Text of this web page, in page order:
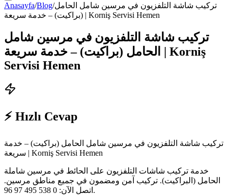
Anasayfa/Blog/تركيب شاشة التلفزيون في مرسين شامل الحامل
(براكيت) – خدمة سريعة | Korniş Servisi Hemen
تركيب شاشة التلفزيون في مرسين شامل
الحامل (براكيت) – خدمة سريعة | Korniş
Servisi Hemen
⚡ Hızlı Cevap
تركيب شاشة التلفزيون في مرسين شامل الحامل (براكيت) – خدمة
سريعة | Korniş Servisi Hemen
خدمة تركيب شاشات التلفزيون على الحائط في مرسين شاملة
الحامل (البراكيت). تركيب آمن ومضمون في جميع مناطق مرسين.
اتصل الآن: 0 538 495 97 96.